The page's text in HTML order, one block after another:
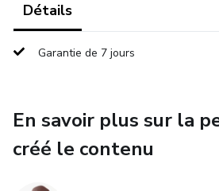
✔ Comment arrêter de trop penser
✔ Comment calmer votre esprit
✔ Comment reprendre le contrôle
Détails
Garantie de 7 jours
En savoir plus sur la
créé le contenu